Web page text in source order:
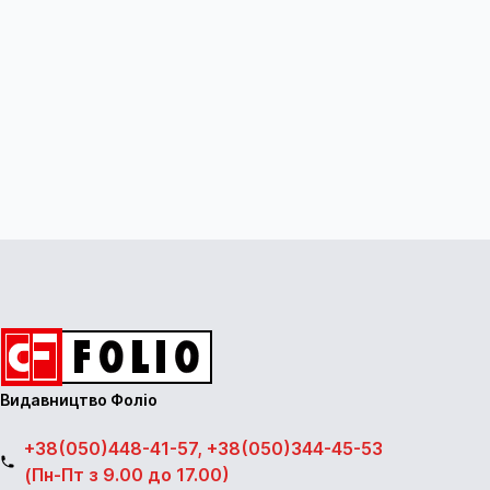
Видавництво Фоліо
+38(050)448-41-57, +38(050)344-45-53
(Пн-Пт з 9.00 до 17.00)